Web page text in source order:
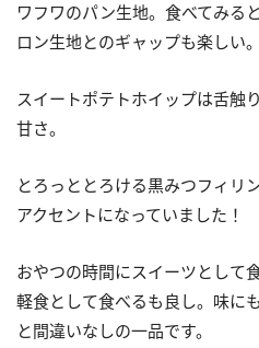
ワフワのパン生地。食べてみる
ロン生地とのギャップも楽しい。
スイートポテトホイップは舌触
甘さ。
とろっととろける黒みつフィリ
アクセントになっていました！
おやつの時間にスイーツとして
軽食として食べるも良し。味に
と間違いなしの一品です。